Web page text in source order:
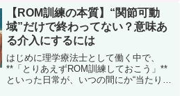
り、適切な知識と対応...
【ROM訓練の本質】“関節可動
域”だけで終わってない？意味あ
る介入にするには
はじめに理学療法士として働く中で、
**「とりあえずROM訓練しておこう」**
といった日常が、いつの間にか“当たり